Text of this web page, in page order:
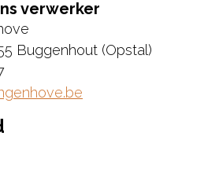
verwerker
Buggenhout (Opstal)